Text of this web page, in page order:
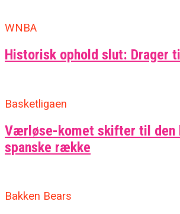
WNBA
Historisk ophold slut: Drager
Basketligaen
Værløse-komet skifter til den
spanske række
Bakken Bears